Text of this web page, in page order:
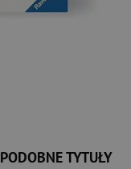
PODOBNE TYTUŁY